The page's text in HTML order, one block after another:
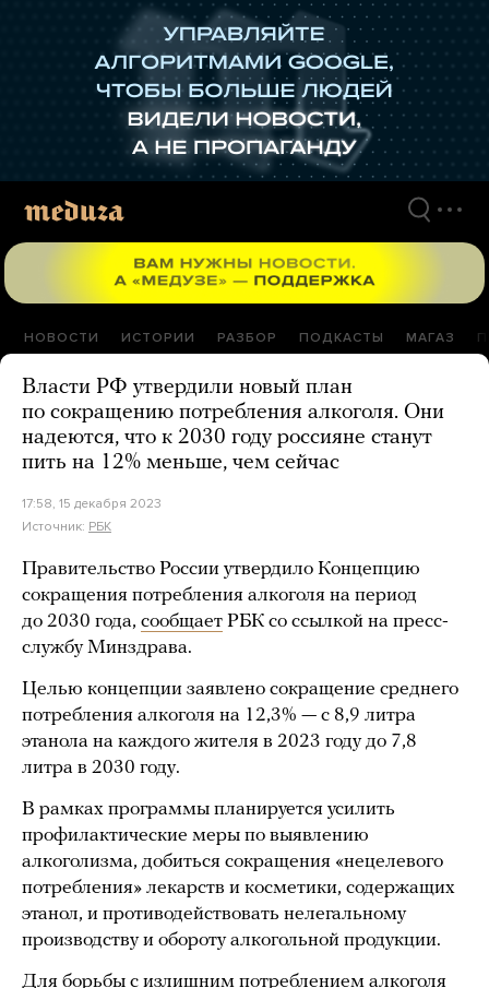
НОВОСТИ ИСТОРИИ РАЗБОР ПОДКАСТЫ МАГАЗ
Власти РФ утвердили новый план
по сокращению потребления алкоголя. Они
надеются, что к 2030 году россияне станут
пить на 12% меньше, чем сейчас
17:58, 15 декабря 2023
Источник: РБК
Правительство России утвердило Концепцию
сокращения потребления алкоголя на период
до 2030 года, сообщает РБК со ссылкой на пресс-
службу Минздрава.
Целью концепции заявлено сокращение среднего
потребления алкоголя на 12,3% — с 8,9 литра
этанола на каждого жителя в 2023 году до 7,8
литра в 2030 году.
В рамках программы планируется усилить
профилактические меры по выявлению
алкоголизма, добиться сокращения «нецелевого
потребления» лекарств и косметики, содержащих
этанол, и противодействовать нелегальному
производству и обороту алкогольной продукции.
Для борьбы с излишним потреблением алкоголя